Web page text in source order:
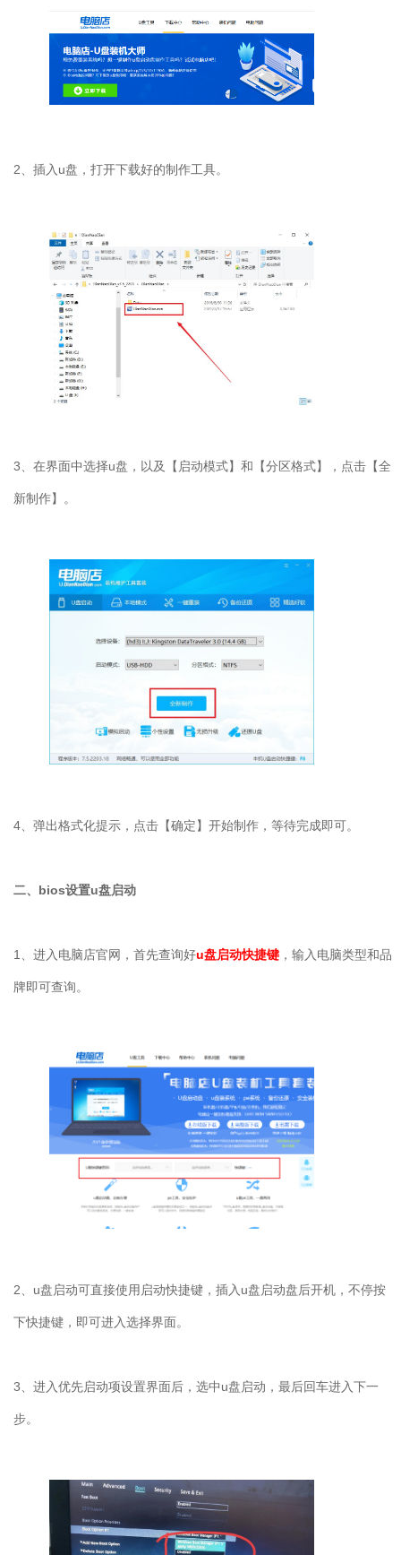
2 、插入 u盘，打开下载好的制作工具。
3 、在界面中选择u盘，以及【启动模式】和【分区格式】，点击【全
新制作】。
4 、弹出格式化提示，点击【确定】开始制作，等待完成即可。
二、 bios设置u盘启动
1 、进入电脑店官网，首先查询好u盘启动快捷键 ，输入电脑类型和品
牌即可查询。
2 u盘启动可直接使用启动快捷键，插入 u盘启动盘后开机，不停按
下快捷键，即可进入选择界面。
3 、进入优先启动项设置界面后，选中u盘启动，最后回车进入下一
步。